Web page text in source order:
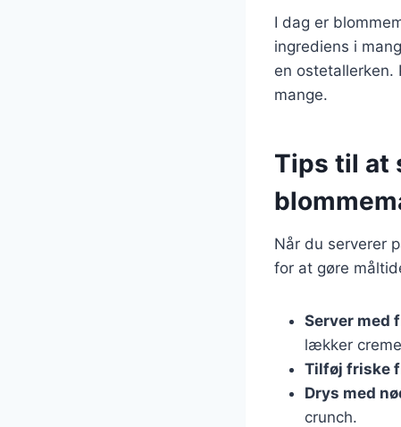
I dag er
ingrediens i
en ostetallerken.
mange.
Tips til at
Når du serverer
for at gøre
Server med
lækker
Tilføj friske
Drys med
crunch.